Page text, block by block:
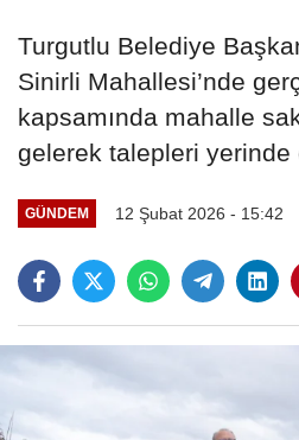
Turgutlu Belediye
Sinirli Mahallesi’nde
kapsamında mahalle
gelerek talepleri yerinde
GÜNDEM 12 Şubat 2026 - 15:42